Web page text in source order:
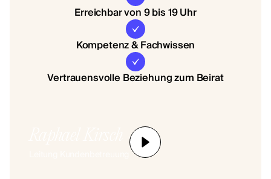
Erreichbar von 9 bis 19 Uhr
Kompetenz & Fachwissen
Vertrauensvolle Beziehung zum Beirat